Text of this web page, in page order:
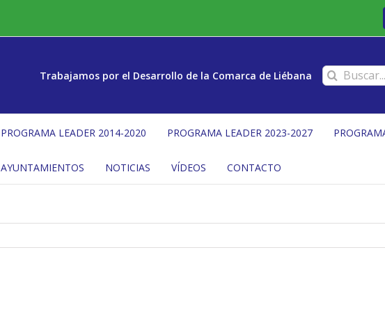
Trabajamos por el Desarrollo de la Comarca de Liébana Buscar:
PROGRAMA LEADER 2014-2020 PROGRAMA LEADER 2023-2027
AYUNTAMIENTOS NOTICIAS VÍDEOS CONTACTO